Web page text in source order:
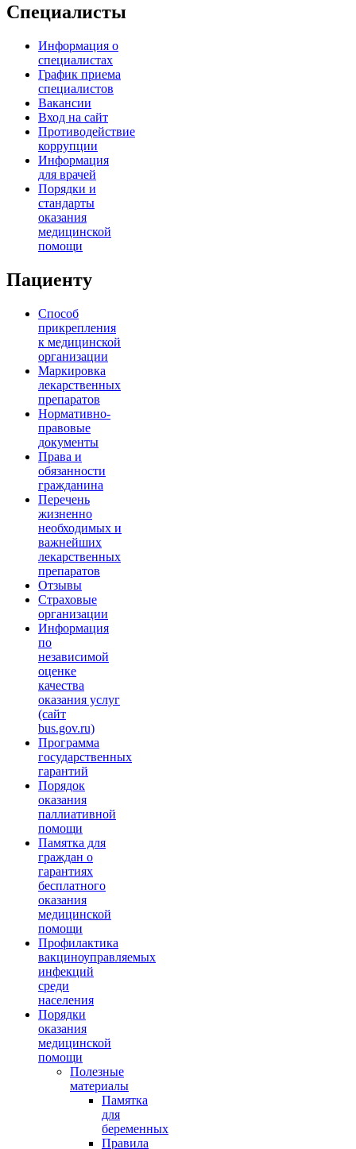
Специалисты
Информация о
специалистах
График приема
специалистов
Вакансии
Вход на сайт
Противодействие
коррупции
Информация
для врачей
Порядки и
стандарты
оказания
медицинской
помощи
Пациенту
Способ
прикрепления
к медицинской
организации
Маркировка
лекарственных
препаратов
Нормативно-
правовые
документы
Права и
обязанности
гражданина
Перечень
жизненно
необходимых и
важнейших
лекарственных
препаратов
Отзывы
Страховые
организации
Информация
по
независимой
оценке
качества
оказания услуг
(сайт
bus.gov.ru)
Программа
государственных
гарантий
Порядок
оказания
паллиативной
помощи
Памятка для
граждан о
гарантиях
бесплатного
оказания
медицинской
помощи
Профилактика
вакциноуправляемых
инфекций
среди
населения
Порядки
оказания
медицинской
помощи
Полезные
материалы
Памятка
для
беременных
Правила